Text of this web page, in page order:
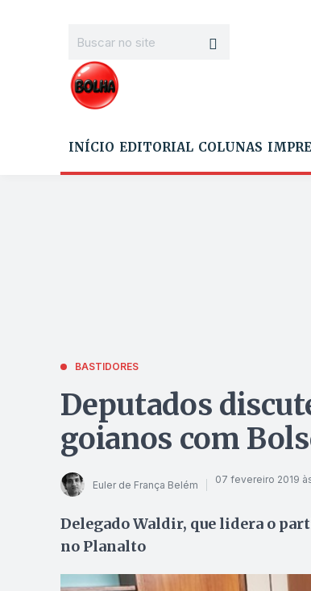
INÍCIO EDITORIAL COLUNAS
BASTIDORES
Deputados
goianos com
Euler de França Belém 07 fevereiro 2019
Delegado Waldir, que lidera o
no Planalto